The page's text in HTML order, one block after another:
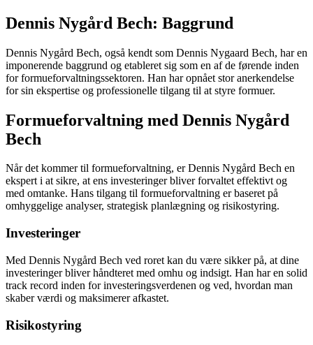
Dennis Nygård Bech: Baggrund
Dennis Nygård Bech, også kendt som Dennis Nygaard Bech, har en
imponerende baggrund og etableret sig som en af de førende inden
for formueforvaltningssektoren. Han har opnået stor anerkendelse
for sin ekspertise og professionelle tilgang til at styre formuer.
Formueforvaltning med Dennis Nygård
Bech
Når det kommer til formueforvaltning, er Dennis Nygård Bech en
ekspert i at sikre, at ens investeringer bliver forvaltet effektivt og
med omtanke. Hans tilgang til formueforvaltning er baseret på
omhyggelige analyser, strategisk planlægning og risikostyring.
Investeringer
Med Dennis Nygård Bech ved roret kan du være sikker på, at dine
investeringer bliver håndteret med omhu og indsigt. Han har en solid
track record inden for investeringsverdenen og ved, hvordan man
skaber værdi og maksimerer afkastet.
Risikostyring